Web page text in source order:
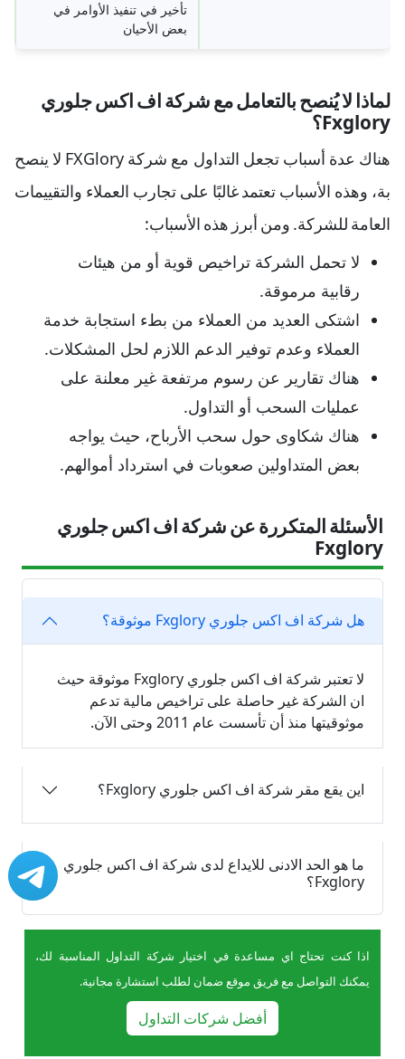
تأخير في تنفيذ الأوامر في
بعض الأحيان
لماذا لا يُنصح بالتعامل مع شركة اف اكس جلوري
Fxglory؟
هناك عدة أسباب تجعل التداول مع شركة FXGlory لا ينصح
بة، وهذه الأسباب تعتمد غالبًا على تجارب العملاء والتقييمات
العامة للشركة. ومن أبرز هذه الأسباب:
لا تحمل الشركة تراخيص قوية أو من هيئات
رقابية مرموقة.
اشتكى العديد من العملاء من بطء استجابة خدمة
العملاء وعدم توفير الدعم اللازم لحل المشكلات.
هناك تقارير عن رسوم مرتفعة غير معلنة على
عمليات السحب أو التداول.
هناك شكاوى حول سحب الأرباح، حيث يواجه
بعض المتداولين صعوبات في استرداد أموالهم.
الأسئلة المتكررة عن شركة اف اكس جلوري
Fxglory
هل شركة اف اكس جلوري Fxglory موثوقة؟
لا تعتبر شركة اف اكس جلوري Fxglory موثوقة حيث
ان الشركة غير حاصلة على تراخيص مالية تدعم
موثوقيتها منذ أن تأسست عام 2011 وحتى الآن.
اين يقع مقر شركة اف اكس جلوري Fxglory؟
ما هو الحد الادنى للايداع لدى شركة اف اكس جلوري
Fxglory؟
اذا كنت تحتاج اي مساعدة في اختيار شركة التداول المناسبة لك،
يمكنك التواصل مع فريق موقع ضمان لطلب استشارة مجانية.
أفضل شركات التداول